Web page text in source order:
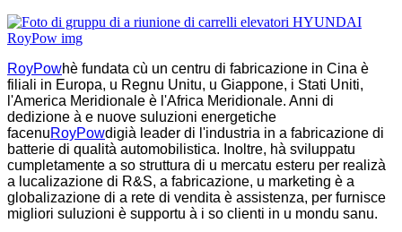
RoyPowhè fundata cù un centru di fabricazione in Cina è
filiali in Europa, u Regnu Unitu, u Giappone, i Stati Uniti,
l'America Meridionale è l'Africa Meridionale. Anni di
dedizione à e nuove suluzioni energetiche
facenuRoyPowdigià leader di l'industria in a fabricazione di
batterie di qualità automobilistica. Inoltre, hà sviluppatu
cumpletamente a so struttura di u mercatu esteru per realizà
a lucalizazione di R&S, a fabricazione, u marketing è a
globalizazione di a rete di vendita è assistenza, per furnisce
migliori suluzioni è supportu à i so clienti in u mondu sanu.